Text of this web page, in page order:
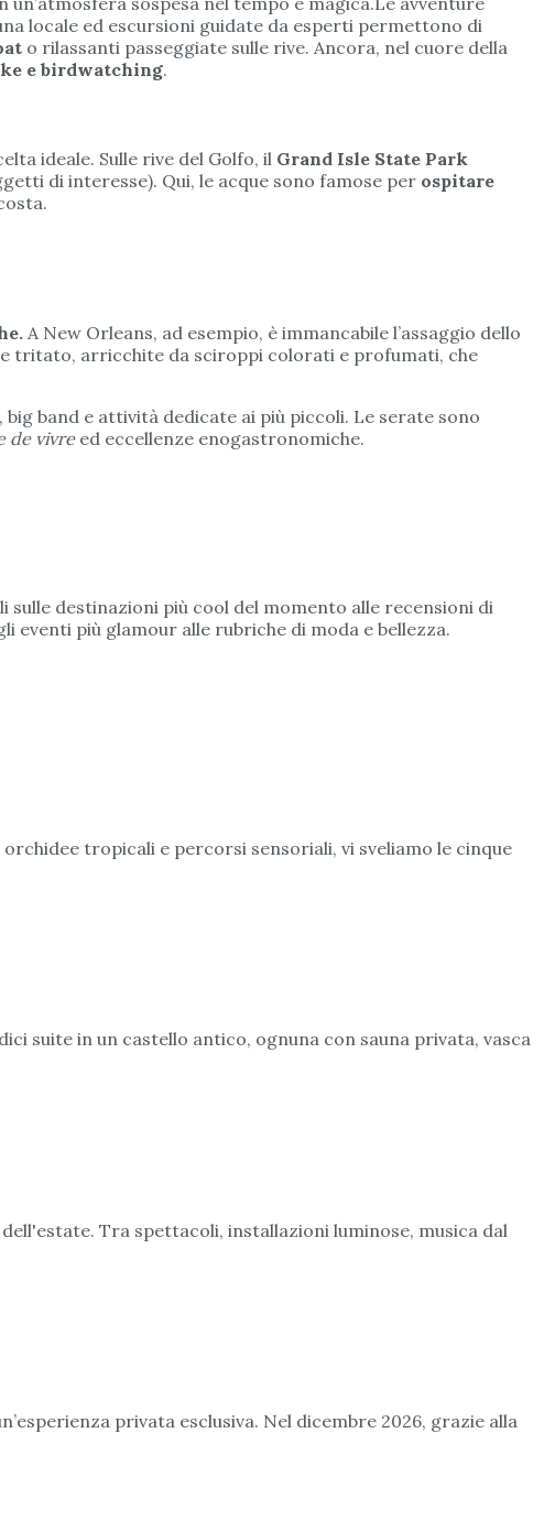
locale ed escursioni guidate da esperti permettono di
o rilassanti passeggiate sulle rive. Ancora, nel cuore della
e birdwatching.
ideale. Sulle rive del Golfo, il Grand Isle State Park
di interesse). Qui, le acque sono famose per ospitare
A New Orleans, ad esempio, è immancabile l’assaggio dello
tritato, arricchite da sciroppi colorati e profumati, che
band e attività dedicate ai più piccoli. Le serate sono
de vivreed eccellenze enogastronomiche.
sulle destinazioni più cool del momento alle recensioni di
eventi più glamour alle rubriche di moda e bellezza.
tropicali e percorsi sensoriali, vi sveliamo le cinque
suite in un castello antico, ognuna con sauna privata, vasca
Tra spettacoli, installazioni luminose, musica dal
privata esclusiva. Nel dicembre 2026, grazie alla